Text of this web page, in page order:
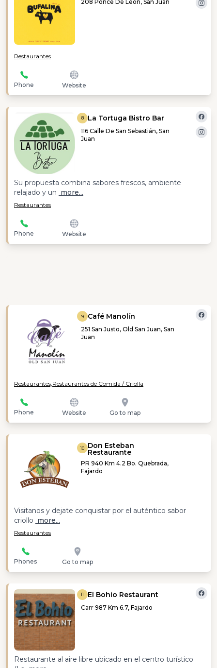
208 Ponce De Leon, San Juan
Restaurantes
Phone Website
8 La Tortuga Bistro Bar
116 Calle De San Sebastián, San
Juan
Su propuesta combina sabores frescos, ambiente
relajado y un more...
Restaurantes
Phone Website
9 Café Manolín
251 San Justo, Old San Juan, San
Juan
Restaurantes,Restaurantes de Comida / Criolla
Phone Website Go to map
10 Don Esteban
Restaurante
PR 940 Km 4.2 Bo. Quebrada,
Fajardo
Visitanos y dejate conquistar por el auténtico sabor
criollo more...
Restaurantes
Phones Go to map
11 El Bohio Restaurant
Carr 987 Km 6.7, Fajardo
Restaurante al aire libre ubicado en el centro turístico